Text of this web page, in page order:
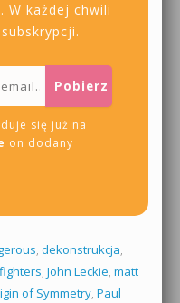
W każdej chwili
się już na
on dodany
, dekonstrukcja,
, John Leckie, matt
of Symmetry, Paul